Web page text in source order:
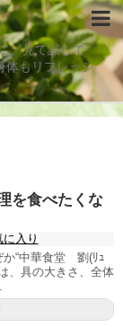
見て試して
体もリフレッシ
を食べたくな
入り
か“中華食堂 劉(ﾘｭ
、具の大きさ、全体